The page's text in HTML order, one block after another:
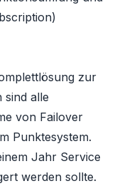
zur
sind alle
von Failover
Punktesystem.
Jahr Service
werden sollte.